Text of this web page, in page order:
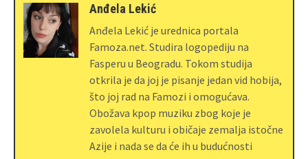
Anđela Lekić
Anđela Lekić je urednica portala
Famoza.net. Studira logopediju na
Fasperu u Beogradu. Tokom studija
otkrila je da joj je pisanje jedan vid hobija,
što joj rad na Famozi i omogućava.
Obožava kpop muziku zbog koje je
zavolela kulturu i običaje zemalja istočne
Azije i nada se da će ih u budućnosti